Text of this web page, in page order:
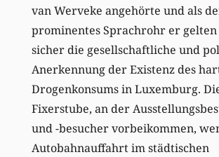
van Werveke angehörte und als
prominentes Sprachrohr er gelten
sicher die gesellschaftliche und
Anerkennung der Existenz des
Drogenkonsums in Luxemburg.
Fixerstube, an der
und -besucher vorbeikommen,
Autobahnauffahrt im städtischen